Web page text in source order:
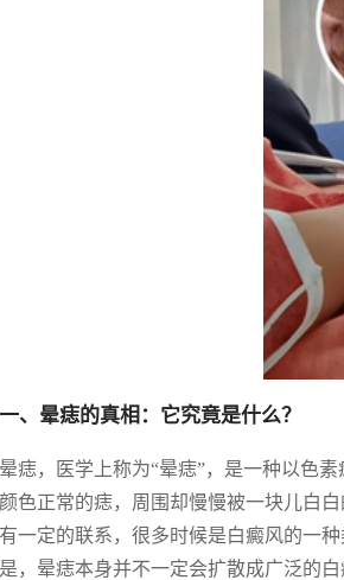
一、晕痣的真相：它究竟是什么？
晕痣，医学上称为“晕痣”，是一种以色
颜色正常的痣，周围却慢慢被一块儿白
有一定的联系，很多时候是白癜风的一
是，晕痣本身并不一定会扩散成广泛的